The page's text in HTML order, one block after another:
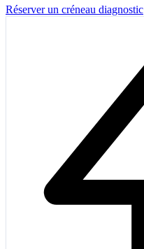
Réserver un créneau diagnostic